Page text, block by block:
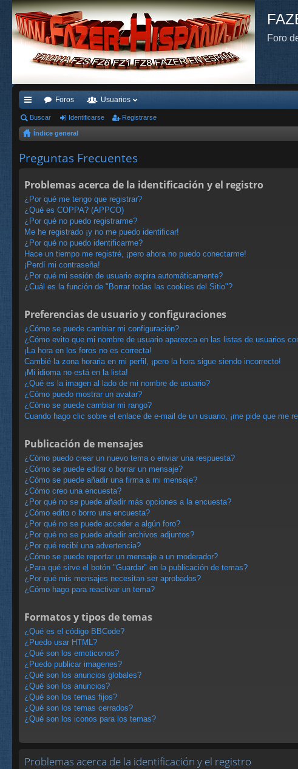
Foro
nl
ac
es
pi
do
s
Foros Usuarios
Buscar Identificarse Registrarse
Índice general
Preguntas Frecuentes
Problemas acerca de la identificación y el registro
¿Por qué me tengo que registrar?
¿Qué es COPPA? (APPCO)
¿Por qué no puedo registrarme?
Me he registrado ¡y no me puedo identificar!
¿Por qué no puedo identificarme?
Hace un tiempo me registré, ¡pero ahora no puedo conectarme!
¡Perdí mi contraseña!
¿Por qué mi sesión de usuario expira automáticamente?
¿Cuál es la función de "Borrar todas las cookies del Sitio"?
Preferencias de usuario y configuraciones
¿Cómo se puede cambiar mi configuración?
¿Cómo evito que mi nombre de usuario aparezca en las listas de usuarios
¡La hora en los foros no es correcta!
Cambié la zona horaria en mi perfil, ¡pero la hora sigue siendo incorrecto!
¡Mi idioma no está en la lista!
¿Qué es la imagen al lado de mi nombre de usuario?
¿Cómo puedo mostrar un avatar?
¿Cómo se puede cambiar mi rango?
Cuando hago clic sobre el enlace de e-mail de un usuario, ¡me pide que me
Publicación de mensajes
¿Cómo puedo crear un nuevo tema o enviar una respuesta?
¿Cómo se puede editar o borrar un mensaje?
¿Cómo se puede añadir una firma a mi mensaje?
¿Cómo creo una encuesta?
¿Por qué no se puede añadir más opciones a la encuesta?
¿Cómo edito o borro una encuesta?
¿Por qué no se puede acceder a algún foro?
¿Por qué no se puede añadir archivos adjuntos?
¿Por qué recibí una advertencia?
¿Cómo se puede reportar un mensaje a un moderador?
¿Para qué sirve el botón "Guardar" en la publicación de temas?
¿Por qué mis mensajes necesitan ser aprobados?
¿Cómo hago para reactivar un tema?
Formatos y tipos de temas
¿Qué es el código BBCode?
¿Puedo usar HTML?
¿Qué son los emoticonos?
¿Puedo publicar imagenes?
¿Qué son los anuncios globales?
¿Qué son los anuncios?
¿Qué son los temas fijos?
¿Qué son los temas cerrados?
¿Qué son los iconos para los temas?
Problemas acerca de la identificación y el registro